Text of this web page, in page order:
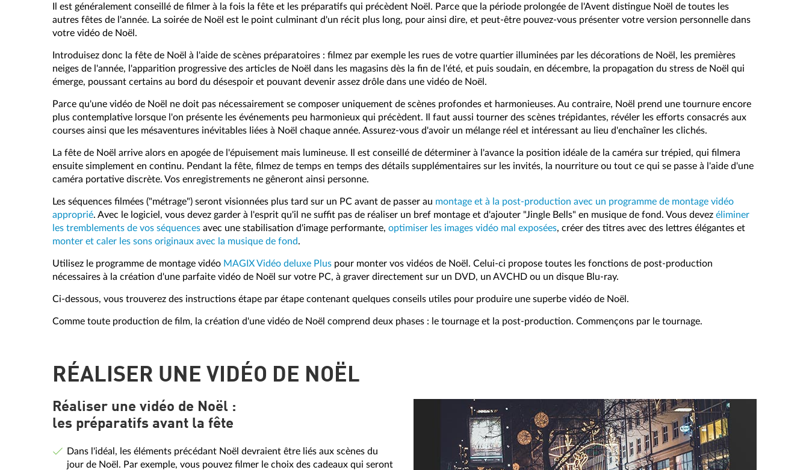
Il est généralement conseillé de filmer à la fois la fête et les préparatifs qui précèdent Noël. Parce que la période prolongée de l'Avent distingue Noël de toutes les
autres fêtes de l'année. La soirée de Noël est le point culminant d'un récit plus long, pour ainsi dire, et peut-être pouvez-vous présenter votre version personnelle dans
votre vidéo de Noël.
Introduisez donc la fête de Noël à l'aide de scènes préparatoires : filmez par exemple les rues de votre quartier illuminées par les décorations de Noël, les premières
neiges de l'année, l'apparition progressive des articles de Noël dans les magasins dès la fin de l'été, et puis soudain, en décembre, la propagation du stress de Noël qui
émerge, poussant certains au bord du désespoir et pouvant devenir assez drôle dans une vidéo de Noël.
Parce qu'une vidéo de Noël ne doit pas nécessairement se composer uniquement de scènes profondes et harmonieuses. Au contraire, Noël prend une tournure encore
plus contemplative lorsque l'on présente les événements peu harmonieux qui précèdent. Il faut aussi tourner des scènes trépidantes, révéler les efforts consacrés aux
courses ainsi que les mésaventures inévitables liées à Noël chaque année. Assurez-vous d'avoir un mélange réel et intéressant au lieu d'enchaîner les clichés.
La fête de Noël arrive alors en apogée de l'épuisement mais lumineuse. Il est conseillé de déterminer à l'avance la position idéale de la caméra sur trépied, qui filmera
ensuite simplement en continu. Pendant la fête, filmez de temps en temps des détails supplémentaires sur les invités, la nourriture ou tout ce qui se passe à l'aide d'une
caméra portative discrète. Vos enregistrements ne gêneront ainsi personne.
Les séquences filmées ("métrage") seront visionnées plus tard sur un PC avant de passer au montage et à la post-production avec un programme de montage vidéo
approprié. Avec le logiciel, vous devez garder à l'esprit qu'il ne suffit pas de réaliser un bref montage et d'ajouter "Jingle Bells" en musique de fond. Vous devez éliminer
les tremblements de vos séquences avec une stabilisation d'image performante, optimiser les images vidéo mal exposées, créer des titres avec des lettres élégantes et
monter et caler les sons originaux avec la musique de fond.
Utilisez le programme de montage vidéo MAGIX Vidéo deluxe Plus pour monter vos vidéos de Noël. Celui-ci propose toutes les fonctions de post-production
nécessaires à la création d'une parfaite vidéo de Noël sur votre PC, à graver directement sur un DVD, un AVCHD ou un disque Blu-ray.
Ci-dessous, vous trouverez des instructions étape par étape contenant quelques conseils utiles pour produire une superbe vidéo de Noël.
Comme toute production de film, la création d'une vidéo de Noël comprend deux phases : le tournage et la post-production. Commençons par le tournage.
RÉALISER UNE VIDÉO DE NOËL
Réaliser une vidéo de Noël :
les préparatifs avant la fête
Dans l'idéal, les éléments précédant Noël devraient être liés aux scènes du
jour de Noël. Par exemple, vous pouvez filmer le choix des cadeaux qui seront